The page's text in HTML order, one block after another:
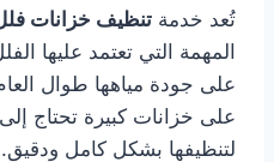
تُعد خدمة تنظيف خزانات
المهمة التي تعتمد عليها
على جودة مياهها طوال
على خزانات كبيرة تحتاج
لتنظيفها بشكل كامل ودقيق.